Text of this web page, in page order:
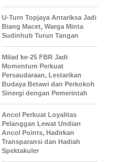
U-Turn Topjaya Antariksa Jadi
Biang Macet, Warga Minta
Sudinhub Turun Tangan
Milad ke-25 FBR Jadi
Momentum Perkuat
Persaudaraan, Lestarikan
Budaya Betawi dan Perkokoh
Sinergi dengan Pemerintah
Ancol Perkuat Loyalitas
Pelanggan Lewat Undian
Ancol Points, Hadirkan
Transparansi dan Hadiah
Spektakuler